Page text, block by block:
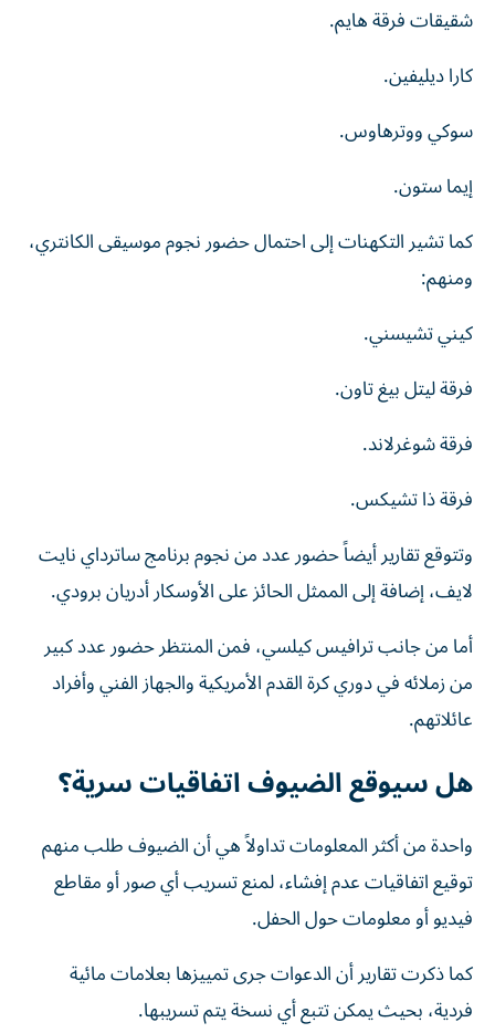
شقيقات فرقة هايم.
كارا ديليفين.
سوكي ووترهاوس.
إيما ستون.
كما تشير التكهنات إلى احتمال حضور نجوم موسيقى الكانتري،
ومنهم:
كيني تشيسني.
فرقة ليتل بيغ تاون.
فرقة شوغرلاند.
فرقة ذا تشيكس.
وتتوقع تقارير أيضاً حضور عدد من نجوم برنامج ساترداي نايت
لايف، إضافة إلى الممثل الحائز على الأوسكار أدريان برودي.
أما من جانب ترافيس كيلسي، فمن المنتظر حضور عدد كبير
من زملائه في دوري كرة القدم الأمريكية والجهاز الفني وأفراد
عائلاتهم.
هل سيوقع الضيوف اتفاقيات سرية؟
واحدة من أكثر المعلومات تداولاً هي أن الضيوف طلب منهم
توقيع اتفاقيات عدم إفشاء، لمنع تسريب أي صور أو مقاطع
فيديو أو معلومات حول الحفل.
كما ذكرت تقارير أن الدعوات جرى تمييزها بعلامات مائية
فردية، بحيث يمكن تتبع أي نسخة يتم تسريبها.